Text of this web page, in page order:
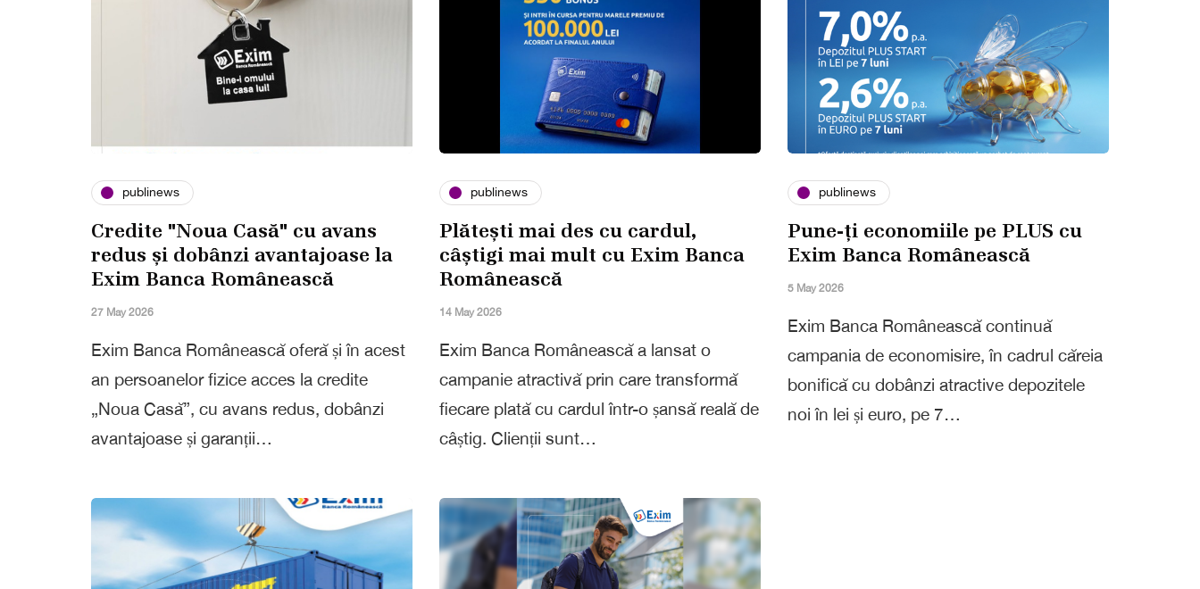
publinews
Credite "Noua Casă" cu avans
redus și dobânzi avantajoase la
Exim Banca Românească
27 May 2026
Exim Banca Românească oferă și în acest
an persoanelor fizice acces la credite
„Noua Casă”, cu avans redus, dobânzi
avantajoase și garanții…
publinews
Plătești mai des cu cardul,
câștigi mai mult cu Exim Banca
Românească
14 May 2026
Exim Banca Românească a lansat o
campanie atractivă prin care transformă
fiecare plată cu cardul într-o șansă reală de
câștig. Clienții sunt…
publinews
Pune-ți economiile pe PLUS cu
Exim Banca Românească
5 May 2026
Exim Banca Românească continuă
campania de economisire, în cadrul căreia
bonifică cu dobânzi atractive depozitele
noi în lei și euro, pe 7…